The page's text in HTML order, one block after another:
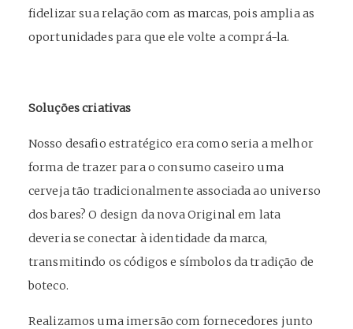
fidelizar sua relação com as marcas, pois amplia as
oportunidades para que ele volte a comprá-la.
Soluções criativas
Nosso desafio estratégico era como seria a melhor
forma de trazer para o consumo caseiro uma
cerveja tão tradicionalmente associada ao universo
dos bares? O design da nova Original em lata
deveria se conectar à identidade da marca,
transmitindo os códigos e símbolos da tradição de
boteco.
Realizamos uma imersão com fornecedores junto